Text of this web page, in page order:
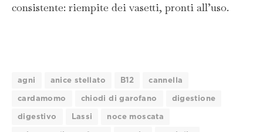
consistente: riempite dei vasetti, pronti all’uso.
agni anice stellato B12 cannella
cardamomo chiodi di garofano digestione
digestivo Lassi noce moscata